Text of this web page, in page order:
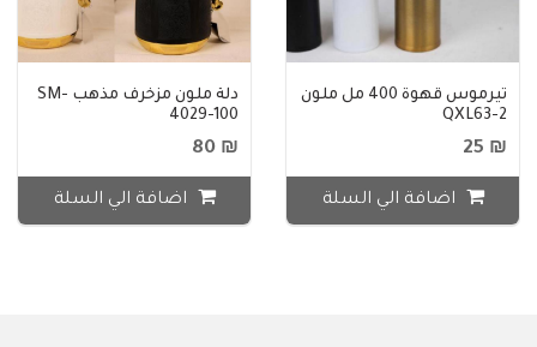
تيرموس قهوة 400 مل ملون
QXL63-2
₪ 25
اضافة الي السلة
دلة ملون مزخرف مذهب SM-
4029-100
₪ 80
اضافة الي السلة